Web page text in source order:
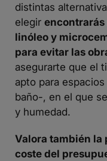
distintas
elegir
linóleo y
para evitar las
asegurarte que el
apto para
baño-, en el que
y humedad.
Valora también
coste del